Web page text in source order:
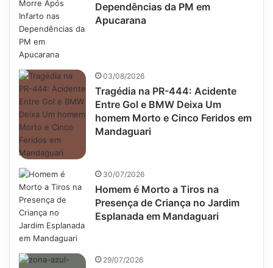
Dependências da PM em
Apucarana
03/08/2026
Tragédia na PR-444: Acidente
Entre Gol e BMW Deixa Um
homem Morto e Cinco Feridos em
Mandaguari
30/07/2026
Homem é Morto a Tiros na
Presença de Criança no Jardim
Esplanada em Mandaguari
29/07/2026